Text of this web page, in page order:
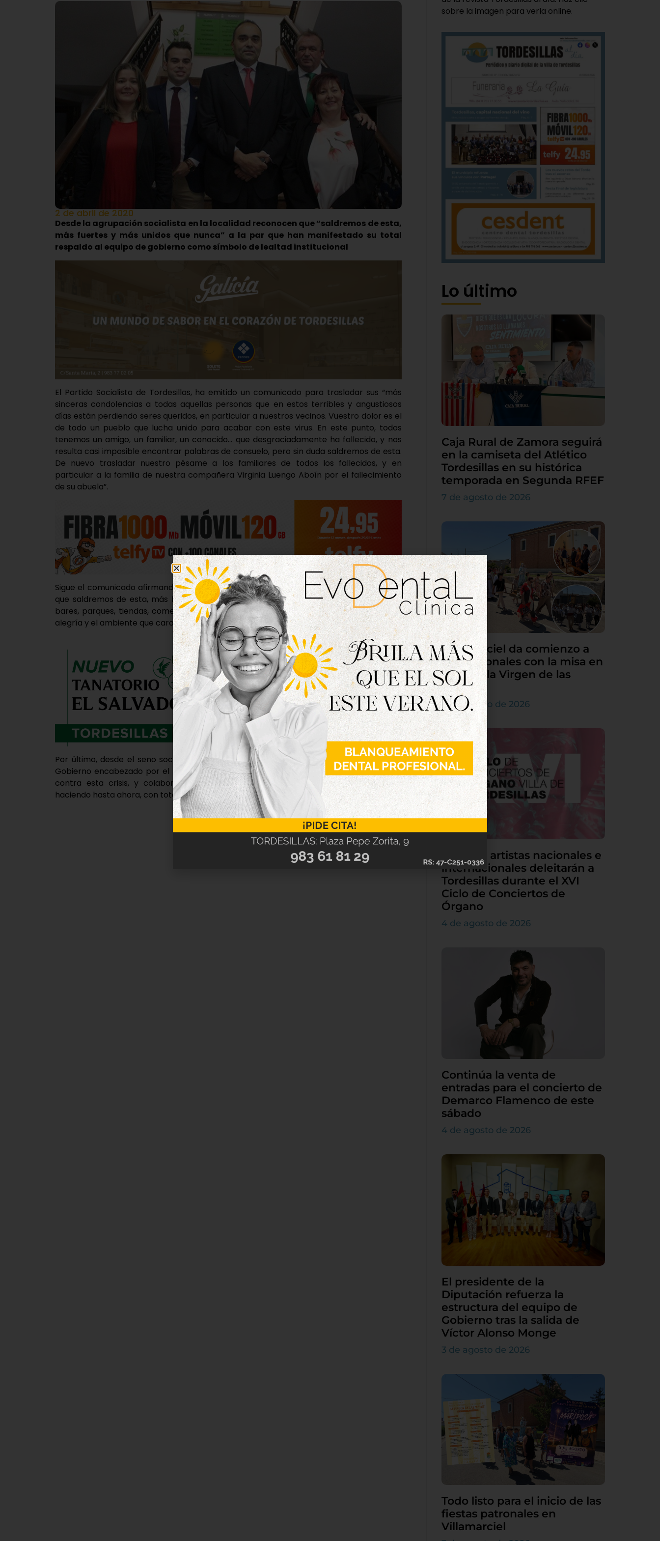
2 de abril de 2020
Desde la agrupación socialista en la localidad reconocen que “saldremos de esta,
más fuertes y más unidos que nunca” a la par que han manifestado su total
respaldo al equipo de gobierno como símbolo de lealtad institucional
El Partido Socialista de Tordesillas, ha emitido un comunicado para trasladar sus “más
sinceras condolencias a todas aquellas personas que en estos terribles y angustiosos
días están perdiendo seres queridos, en particular a nuestros vecinos. Vuestro dolor es el
de todo un pueblo que lucha unido para acabar con este virus. En este punto, todos
tenemos un amigo, un familiar, un conocido… que desgraciadamente ha fallecido, y nos
resulta casi imposible encontrar palabras de consuelo, pero sin duda saldremos de esta.
De nuevo trasladar nuestro pésame a los familiares de todos los fallecidos, y en
particular a la familia de nuestra compañera Virginia Luengo Aboín por el fallecimiento
de su abuela”.
Sigue el comunicado afirmando como “son días muy difíciles para todos, pero no dudéis
que saldremos de esta, más fuertes y más unidos que nunca. Pronto las calles, plazas,
bares, parques, tiendas, comercios y negocios de nuestra Villa volverán a teñirse de la
alegría y el ambiente que caracterizan a nuestro pueblo”.
Por último, desde el seno socialista han querido trasladar su “total apoyo al equipo de
Gobierno encabezado por el Alcalde, Miguel Ángel Oliveira, para luchar conjuntamente
contra esta crisis, y colaborar en todo lo que sea necesario como hemos venido
haciendo hasta ahora, con total lealtad institucional”.
sobre la imagen para verla online.
Lo último
Caja Rural de Zamora seguirá
en la camiseta del Atlético
Tordesillas en su histórica
temporada en Segunda RFEF
7 de agosto de 2026
Villamarciel da comienzo a
sus patronales con la misa en
honor a la Virgen de las
Nieves
5 de agosto de 2026
Grandes artistas nacionales e
internacionales deleitarán a
Tordesillas durante el XVI
Ciclo de Conciertos de
Órgano
4 de agosto de 2026
Continúa la venta de
entradas para el concierto de
Demarco Flamenco de este
sábado
4 de agosto de 2026
El presidente de la
Diputación refuerza la
estructura del equipo de
Gobierno tras la salida de
Víctor Alonso Monge
3 de agosto de 2026
Todo listo para el inicio de las
fiestas patronales en
Villamarciel